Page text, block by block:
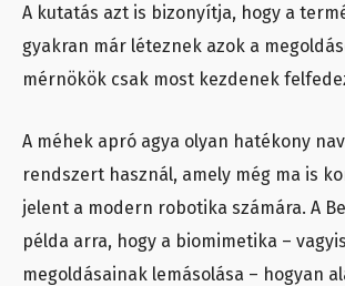
A kutatás azt is bizonyítja, hogy a
gyakran már léteznek azok a
mérnökök csak most kezdenek
A méhek apró agya olyan hatékony
rendszert használ, amely még ma is
jelent a modern robotika számára. A
példa arra, hogy a biomimetika –
megoldásainak lemásolása – hogyan